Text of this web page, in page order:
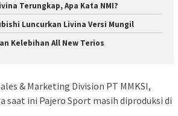
Terungkap, Apa Kata NMI?
Luncurkan Livina Versi Mungil
Kelebihan All New Terios
& Marketing Division PT MMKSI,
saat ini Pajero Sport masih diproduksi di